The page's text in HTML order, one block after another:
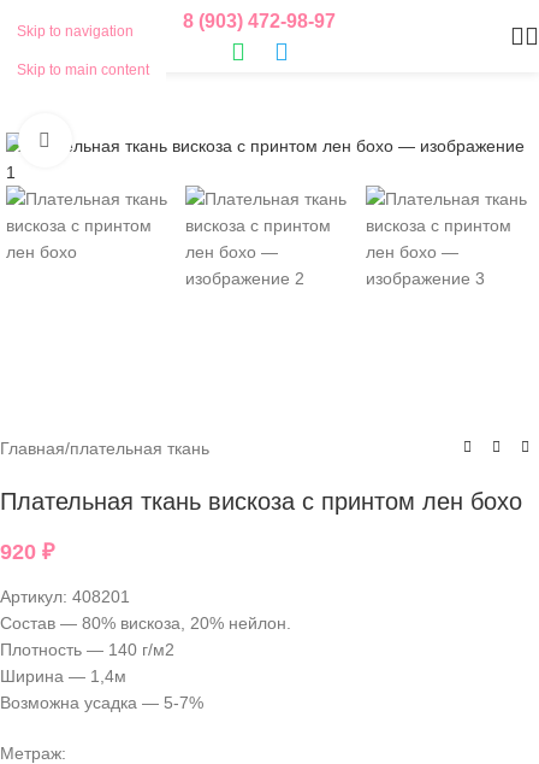
Skip to navigation
Skip to main content
8 (903) 472-98-97
Нажмите, чтобы увеличить
Главная/плательная ткань
Плательная ткань вискоза с принтом лен бохо
920 ₽
Артикул: 408201
Состав — 80% вискоза, 20% нейлон.
Плотность — 140 г/м2
Ширина — 1,4м
Возможна усадка — 5-7%
Метраж: